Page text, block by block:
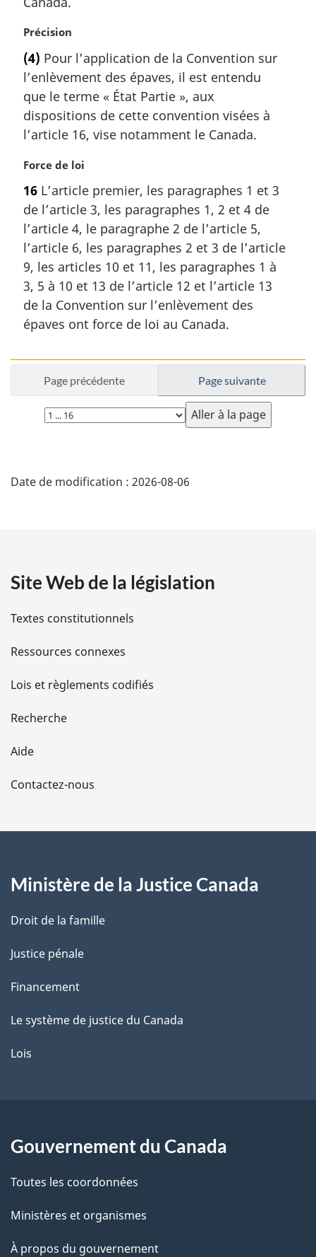
i
a
l
e
:
N
t
e
m
a
g
n
a
e
:
Précision
(4) Pour l’application de la Convention sur
l’enlèvement des épaves, il est entendu
que le terme « État Partie », aux
dispositions de cette convention visées à
l’article 16, vise notamment le Canada.
N
t
e
m
a
g
i
n
a
Force de loi
16 L’article premier, les paragraphes 1 et 3
de l’article 3, les paragraphes 1, 2 et 4 de
l’article 4, le paragraphe 2 de l’article 5,
l’article 6, les paragraphes 2 et 3 de l’article
9, les articles 10 et 11, les paragraphes 1 à
3, 5 à 10 et 13 de l’article 12 et l’article 13
de la Convention sur l’enlèvement des
épaves ont force de loi au Canada.
Page précédente Page suivante
Choisissez
la
é
i
l
s
d
e
l
a
e
Date de modification : 2026-08-06
Site Web de la législation
Textes constitutionnels
Ressources connexes
Lois et règlements codifiés
Recherche
Aide
Contactez-nous
Ministère de la Justice Canada
Droit de la famille
Justice pénale
Financement
Le système de justice du Canada
Lois
Gouvernement du Canada
Toutes les coordonnées
Ministères et organismes
À propos du gouvernement